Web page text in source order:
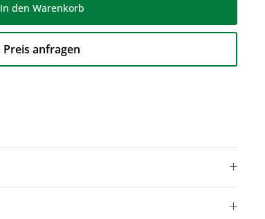
In den Warenkorb
Preis anfragen